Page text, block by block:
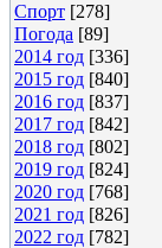
Спорт [278]
Погода [89]
2014 год [336]
2015 год [840]
2016 год [837]
2017 год [842]
2018 год [802]
2019 год [824]
2020 год [768]
2021 год [826]
2022 год [782]